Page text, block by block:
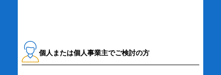
個人または個人事業主でご検討の方